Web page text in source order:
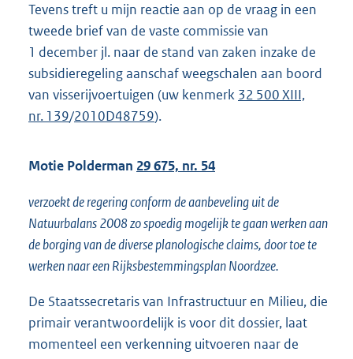
Tevens treft u mijn reactie aan op de vraag in een
tweede brief van de vaste commissie van
1 december jl. naar de stand van zaken inzake de
subsidieregeling aanschaf weegschalen aan boord
van visserijvoertuigen (uw kenmerk 32 500 XIII,
nr. 139/2010D48759).
Motie Polderman 29 675, nr. 54
verzoekt de regering conform de aanbeveling uit de
Natuurbalans 2008 zo spoedig mogelijk te gaan werken aan
de borging van de diverse planologische claims, door toe te
werken naar een Rijksbestemmingsplan Noordzee.
De Staatssecretaris van Infrastructuur en Milieu, die
primair verantwoordelijk is voor dit dossier, laat
momenteel een verkenning uitvoeren naar de